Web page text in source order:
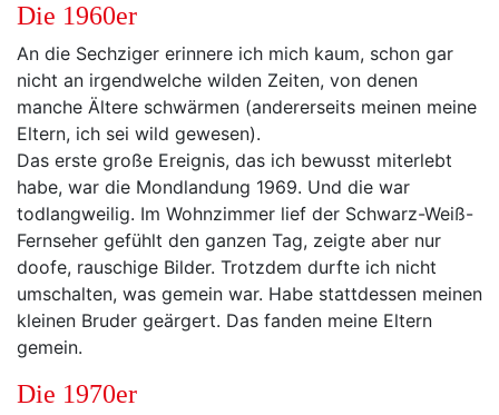
Die 1960er
An die Sechziger erinnere ich mich kaum, schon gar
nicht an irgendwelche wilden Zeiten, von denen
manche Ältere schwärmen (andererseits meinen meine
Eltern, ich sei wild gewesen).
Das erste große Ereignis, das ich bewusst miterlebt
habe, war die Mondlandung 1969. Und die war
todlangweilig. Im Wohnzimmer lief der Schwarz-Weiß-
Fernseher gefühlt den ganzen Tag, zeigte aber nur
doofe, rauschige Bilder. Trotzdem durfte ich nicht
umschalten, was gemein war. Habe stattdessen meinen
kleinen Bruder geärgert. Das fanden meine Eltern
gemein.
Die 1970er